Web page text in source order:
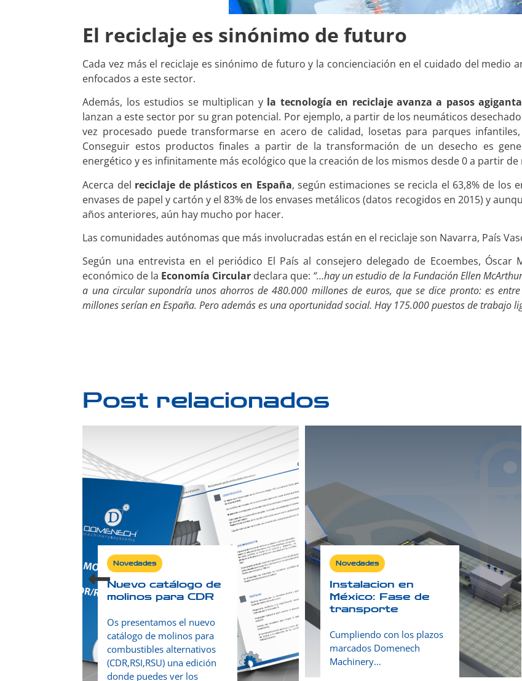
El reciclaje es sinónimo de futuro
Cada vez más el reciclaje es sinónimo de futuro y la concienciación en el cuidado del medio
enfocados a este sector.
Además, los estudios se multiplican y la tecnología en reciclaje avanza a pasos
lanzan a este sector por su gran potencial. Por ejemplo, a partir de los neumáticos
vez procesado puede transformarse en acero de calidad, losetas para parques
Conseguir estos productos finales a partir de la transformación de un desecho es
energético y es infinitamente más ecológico que la creación de los mismos desde 0 a partir
Acerca del reciclaje de plásticos en España, según estimaciones se recicla el 63,8% de los
envases de papel y cartón y el 83% de los envases metálicos (datos recogidos en 2015) y
años anteriores, aún hay mucho por hacer.
Las comunidades autónomas que más involucradas están en el reciclaje son Navarra, País
Según una entrevista en el periódico El País al consejero delegado de Ecoembes,
económico de la Economía Circular declara que: “…hay un estudio de la Fundación Ellen
a una circular supondría unos ahorros de 480.000 millones de euros, que se dice pronto: es
millones serían en España. Pero además es una oportunidad social. Hay 175.000 puestos de trabajo
Post relacionados
Novedades
Nuevo catálogo de
molinos para CDR
Os presentamos el nuevo
catálogo de molinos para
combustibles alternativos
(CDR,RSI,RSU) una edición
donde puedes ver los
Novedades
Instalacion en
México: Fase de
transporte
Cumpliendo con los plazos
marcados Domenech
Machinery…